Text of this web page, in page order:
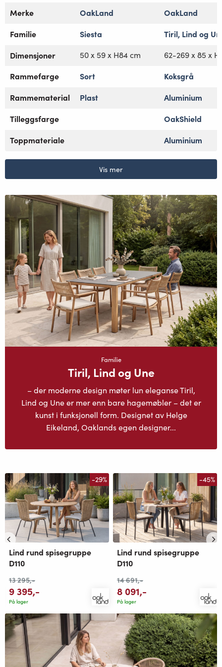
Merke
OakLand
OakLand
Familie
Siesta
Tiril, Lind og
Dimensjoner
50 x 59 x H84 cm 62-269 x 85 x
Rammefarge Sort
Koksgrå
Rammematerial
Plast
Aluminium
Tilleggsfarge
OakShield
Toppmateriale
Aluminium
Vis mer
Familie
Tiril, Lind og Une
– der moderne design møter lun eleganse Tiril,
Lind og Une er mer enn bare hagemøbler – det er
kunst i funksjonell form. Designet av Helge
Eikeland, Oaklands egen designer...
-29%
Lind rund spisegruppe
D110
13 295,-
9 395,-
På lager
-45%
Lind rund spisegruppe
D110
14 691,-
8 091,-
På lager